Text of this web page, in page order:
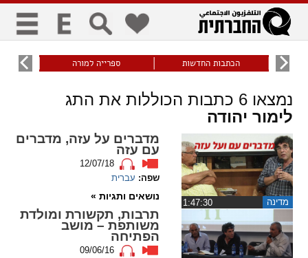
כללי
visibility_off
ביטול הבהובים
keyboard
ניווט מקלדת
title
סימון כותרות
זום
zoom_out
התרחק התקרב
גופנים
הכתבות החדשות ספרייה למורה עוני
נמצאו6 כתבות הכוללות את התג
לימור יהודה
מדינה
מדברים על עזה, מדברים
עם עזה
12/07/18
שפה: עברית
נושאים ותגיות »
תרבות, תקשורת ומולדת
משותפת – מושב
הפתיחה
09/06/16